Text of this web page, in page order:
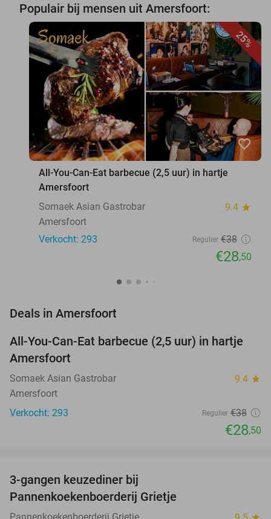
Populair bij mensen uit Amersfoort:
25%
favorite_border
All-You-Can-Eat barbecue (2,5 uur) in hartje
Amersfoort
Somaek Asian Gastrobar
9.4 star
Amersfoort
Verkocht: 293
Regulier €38
€28,50
Deals in Amersfoort
25%
All-You-Can-Eat barbecue (2,5 uur) in hartje
Amersfoort
Somaek Asian Gastrobar 9.4 star
Amersfoort
Verkocht: 293
Regulier €38
€28,50
NEW
TODAY
3-gangen keuzediner bij
Pannenkoekenboerderij Grietje